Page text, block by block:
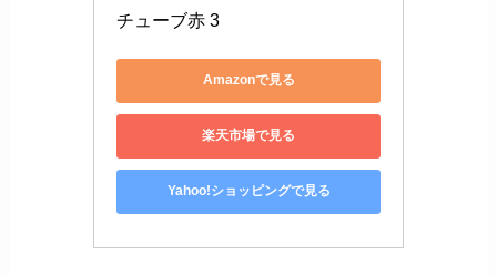
チューブ赤 3
Amazonで見る
楽天市場で見る
Yahoo!ショッピングで見る